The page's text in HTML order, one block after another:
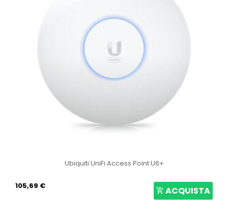
Ubiquiti UniFi Access Point U6+
105,69 € ACQUISTA